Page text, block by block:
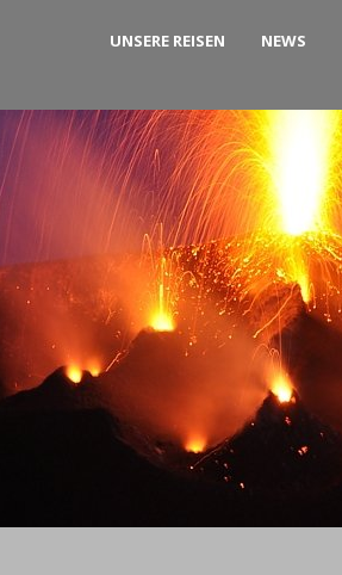
UNSERE REISEN NEWS